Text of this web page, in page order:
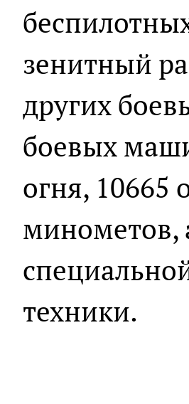
зенитный
других
боевых
огня, 10665
минометов,
техники.